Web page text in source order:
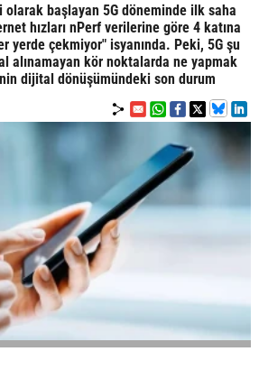
olarak başlayan 5G döneminde ilk saha
hızları nPerf verilerine göre 4 katına
yerde çekmiyor" isyanında. Peki, 5G şu
alınamayan kör noktalarda ne yapmak
dijital dönüşümündeki son durum